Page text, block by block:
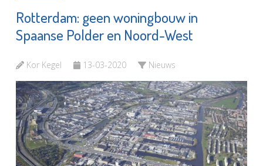
Rotterdam: geen woningbouw in
Spaanse Polder en Noord-West
Kor Kegel 13-03-2020 Nieuws